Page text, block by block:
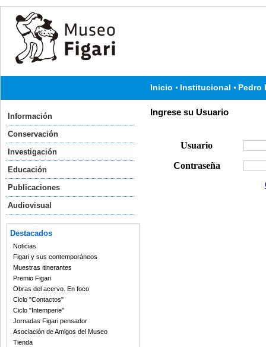
Inicio Institucional Pedro
Información
Conservación
Investigación
Educación
Publicaciones
Audiovisual
Destacados
Noticias
Figari y sus contemporáneos
Muestras itinerantes
Premio Figari
Obras del acervo. En foco
Ciclo "Contactos"
Ciclo "Intemperie"
Jornadas Figari pensador
Asociación de Amigos del Museo
Tienda
Ingrese su Usuario
Usuario
Contraseña